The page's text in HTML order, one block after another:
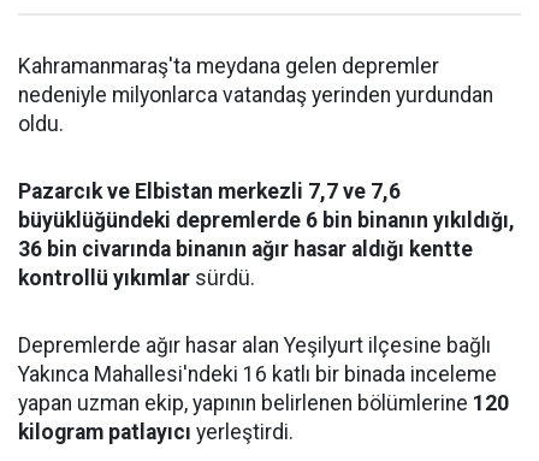
Kahramanmaraş'ta meydana gelen depremler
nedeniyle milyonlarca vatandaş yerinden yurdundan
oldu.
Pazarcık ve Elbistan merkezli 7,7 ve 7,6
büyüklüğündeki depremlerde 6 bin binanın yıkıldığı,
36 bin civarında binanın ağır hasar aldığı kentte
kontrollü yıkımlar sürdü.
Depremlerde ağır hasar alan Yeşilyurt ilçesine bağlı
Yakınca Mahallesi'ndeki 16 katlı bir binada inceleme
yapan uzman ekip, yapının belirlenen bölümlerine 120
kilogram patlayıcı yerleştirdi.